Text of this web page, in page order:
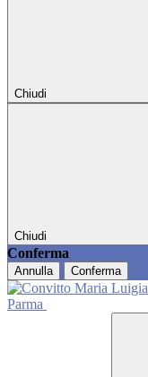
Chiudi
Chiudi
Conferma
Annulla Conferma
Parma